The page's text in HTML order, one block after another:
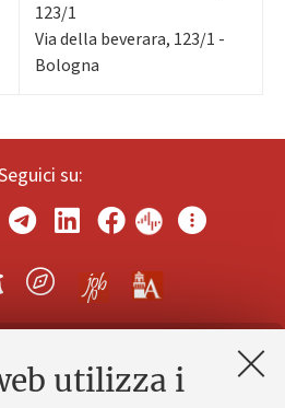
utilizza i
123/1
Via della beverara, 123/1 -
Bologna
su:
e PEC